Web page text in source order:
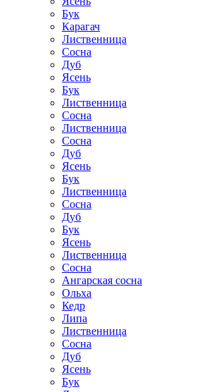
Бук
Карагач
Лиственница
Сосна
Дуб
Ясень
Бук
Лиственница
Сосна
Лиственница
Сосна
Дуб
Ясень
Бук
Лиственница
Сосна
Дуб
Бук
Ясень
Лиственница
Сосна
Ангарская сосна
Ольха
Кедр
Липа
Лиственница
Сосна
Дуб
Ясень
Бук